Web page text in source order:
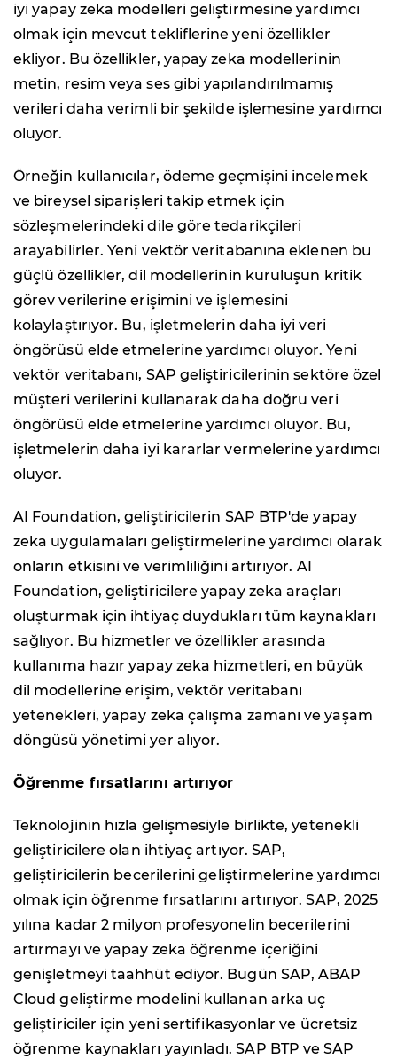
iyi yapay zeka modelleri geliştirmesine yardımcı
olmak için mevcut tekliflerine yeni özellikler
ekliyor. Bu özellikler, yapay zeka modellerinin
metin, resim veya ses gibi yapılandırılmamış
verileri daha verimli bir şekilde işlemesine yardımcı
oluyor.
Örneğin kullanıcılar, ödeme geçmişini incelemek
ve bireysel siparişleri takip etmek için
sözleşmelerindeki dile göre tedarikçileri
arayabilirler. Yeni vektör veritabanına eklenen bu
güçlü özellikler, dil modellerinin kuruluşun kritik
görev verilerine erişimini ve işlemesini
kolaylaştırıyor. Bu, işletmelerin daha iyi veri
öngörüsü elde etmelerine yardımcı oluyor. Yeni
vektör veritabanı, SAP geliştiricilerinin sektöre özel
müşteri verilerini kullanarak daha doğru veri
öngörüsü elde etmelerine yardımcı oluyor. Bu,
işletmelerin daha iyi kararlar vermelerine yardımcı
oluyor.
AI Foundation, geliştiricilerin SAP BTP'de yapay
zeka uygulamaları geliştirmelerine yardımcı olarak
onların etkisini ve verimliliğini artırıyor. AI
Foundation, geliştiricilere yapay zeka araçları
oluşturmak için ihtiyaç duydukları tüm kaynakları
sağlıyor. Bu hizmetler ve özellikler arasında
kullanıma hazır yapay zeka hizmetleri, en büyük
dil modellerine erişim, vektör veritabanı
yetenekleri, yapay zeka çalışma zamanı ve yaşam
döngüsü yönetimi yer alıyor.
Öğrenme fırsatlarını artırıyor
Teknolojinin hızla gelişmesiyle birlikte, yetenekli
geliştiricilere olan ihtiyaç artıyor. SAP,
geliştiricilerin becerilerini geliştirmelerine yardımcı
olmak için öğrenme fırsatlarını artırıyor. SAP, 2025
yılına kadar 2 milyon profesyonelin becerilerini
artırmayı ve yapay zeka öğrenme içeriğini
genişletmeyi taahhüt ediyor. Bugün SAP, ABAP
Cloud geliştirme modelini kullanan arka uç
geliştiriciler için yeni sertifikasyonlar ve ücretsiz
öğrenme kaynakları yayınladı. SAP BTP ve SAP